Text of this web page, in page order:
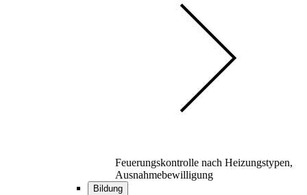
Feuerungskontrolle nach Heizungstypen,
Ausnahmebewilligung
Bildung